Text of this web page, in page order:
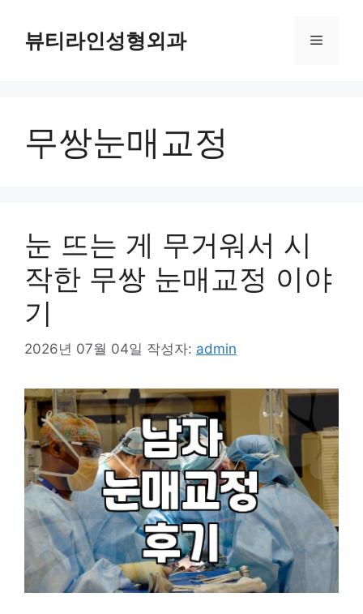
뷰티라인성형외과 메
무쌍눈매교정
눈 뜨는 게 무거워서 시
작한 무쌍 눈매교정 이야
기
2026년 07월 04일 작성자: admin